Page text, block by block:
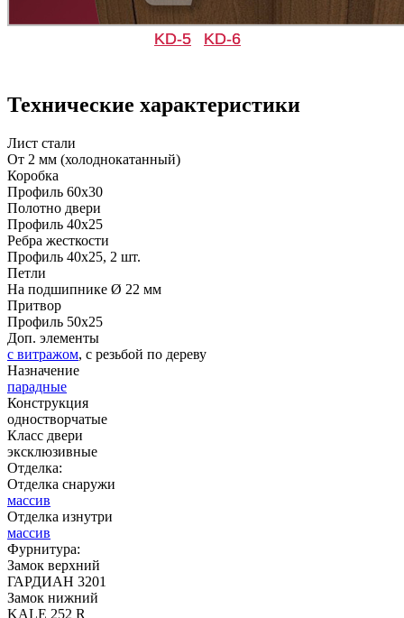
ДНТ
ДУБ БЕЛЁНЫЙ
C53
C55
KD-5 KD-6
Технические характеристики
Лист стали
От 2 мм (холоднокатанный)
Коробка
Профиль 60х30
Полотно двери
Профиль 40х25
Ребра жесткости
Профиль 40х25, 2 шт.
Петли
На подшипнике Ø 22 мм
Притвор
Профиль 50х25
Доп. элементы
с витражом, с резьбой по дереву
Назначение
парадные
Конструкция
одностворчатые
Класс двери
эксклюзивные
Отделка:
Отделка снаружи
массив
Отделка изнутри
массив
Фурнитура:
Замок верхний
ГАРДИАН 3201
Замок нижний
KALE 252 R